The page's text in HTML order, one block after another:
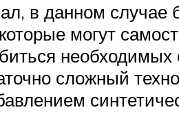
в данном случае
могут
необходимых
сложный